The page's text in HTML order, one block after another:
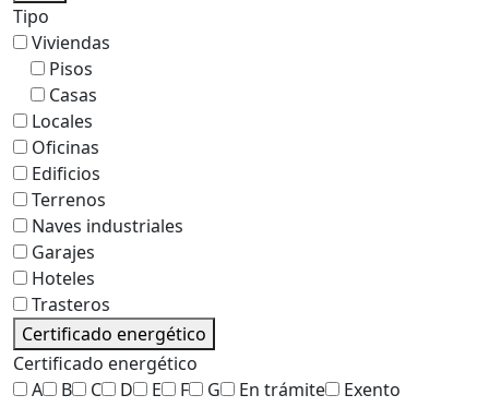
Tipo
Viviendas
Pisos
Casas
Locales
Oficinas
Edificios
Terrenos
Naves industriales
Garajes
Hoteles
Trasteros
Certificado energético
Certificado energético
A
B C D E F G En trámite
Exento